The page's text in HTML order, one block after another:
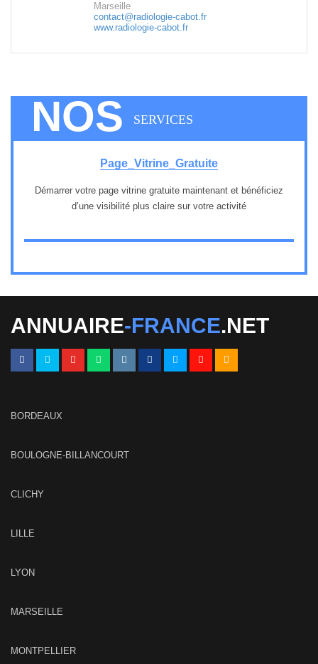
Marseille
contact@radiologie-cabot.fr
www.radiologie-cabot.fr
NOS SERVICES
Page_Vitrine_Gratuite
Démarrer votre page vitrine gratuite maintenant et bénéficiez
d’une visibilité plus claire sur votre activité
ANNUAIRE-FRANCE.NET
BORDEAUX
BOULOGNE-BILLANCOURT
CLICHY
LILLE
LYON
MARSEILLE
MONTPELLIER